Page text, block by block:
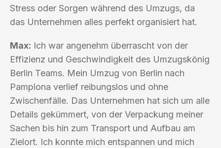
Stress oder Sorgen während des Umzugs, da
das Unternehmen alles perfekt organisiert hat.
Max: Ich war angenehm überrascht von der
Effizienz und Geschwindigkeit des Umzugskönig
Berlin Teams. Mein Umzug von Berlin nach
Pamplona verlief reibungslos und ohne
Zwischenfälle. Das Unternehmen hat sich um alle
Details gekümmert, von der Verpackung meiner
Sachen bis hin zum Transport und Aufbau am
Zielort. Ich konnte mich entspannen und mich